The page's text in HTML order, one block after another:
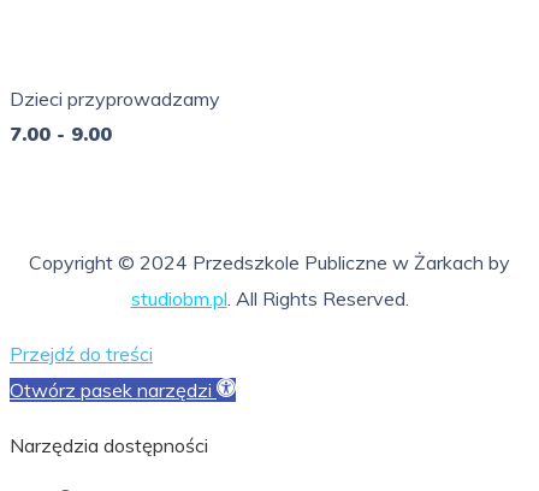
Dzieci przyprowadzamy
7.00 - 9.00
Copyright © 2024 Przedszkole Publiczne w Żarkach by
studiobm.pl . All Rights Reserved.
Przejdź do treści
Otwórz pasek narzędzi
Narzędzia dostępności